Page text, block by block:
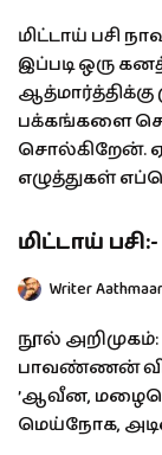
மிட்டாய் பசி
இப்படி ஒரு
பக்கங்களை
சொல்கிறேன்.
எழுத்துகள்
மிட்டாய்
Writer
நூல்
பாவண்ணன்
’ஆவீன,
மெய்நோக,